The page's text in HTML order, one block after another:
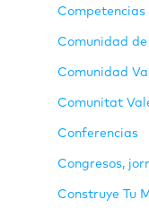
Competencias
Comunidad
Comunidad
Comunitat
Conferencias
Congresos,
Construye Tu